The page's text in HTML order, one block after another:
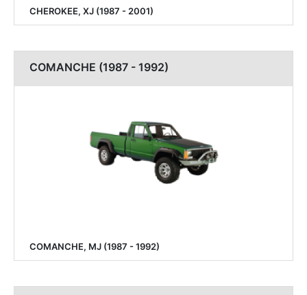
CHEROKEE, XJ (1987 - 2001)
COMANCHE (1987 - 1992)
COMANCHE, MJ (1987 - 1992)